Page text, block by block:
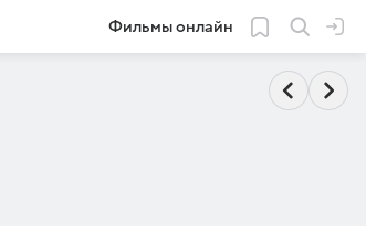
Фильмы онлайн